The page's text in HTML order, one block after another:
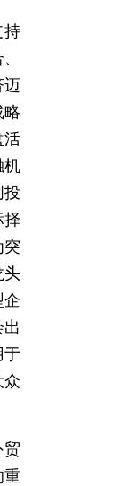
持
迈
略
活
机
投
择
突
头
企
于
众
重